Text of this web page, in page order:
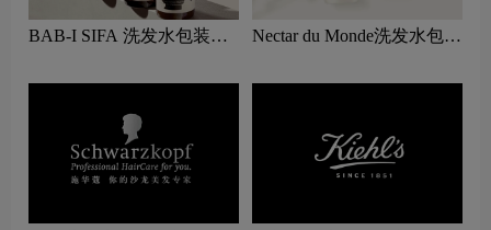
BAB-I SIFA 洗发水包装设
Nectar du Monde洗发水包装